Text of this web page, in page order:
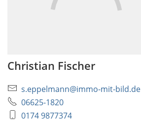
Christian Fischer
s.eppelmann@immo-mit-bild.de
06625-1820
0174 9877374